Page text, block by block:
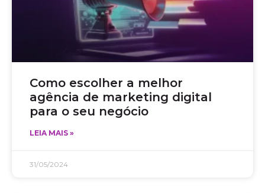
Como escolher a melhor
agência de marketing digital
para o seu negócio
LEIA MAIS »
31/05/2024